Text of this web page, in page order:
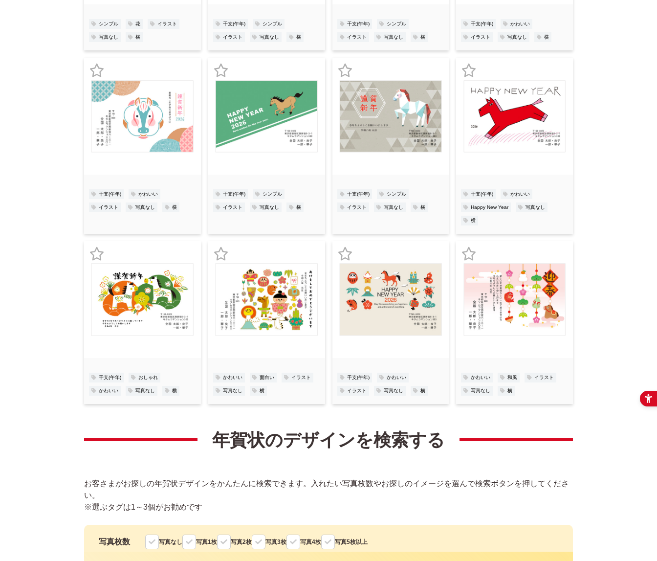
シンプル 花 イラスト
写真なし 横
干支(午年) シンプル
イラスト 写真なし 横
干支(午年) シンプル
イラスト 写真なし 横
干支(午年) かわいい
イラスト 写真なし 横
お
気
に
入
り
干支(午年) かわいい
イラスト 写真なし 横
に
入
り
干支(午年) シンプル
イラスト 写真なし 横
お
気
に
入
り
干支(午年) シンプル
イラスト 写真なし 横
お
気
に
入
り
干支(午年) かわいい
Happy New Year 写真なし
横
気
に
入
干支(午年) おしゃれ
かわいい 写真なし 横
に
入
り
かわいい 面白い イラスト
写真なし 横
お
気
に
入
り
干支(午年) かわいい
イラスト 写真なし 横
お
気
に
入
り
かわいい 和風 イラスト
写真なし 横
年賀状のデザインを検索する
お客さまがお探しの年賀状デザインをかんたんに検索できます。入れたい写真枚数やお探しのイメージを選んで検索ボタンを押してくださ
い。
※選ぶタグは1～3個がお勧めです
写真枚数 写真なし 写真1枚 写真2枚 写真3枚 写真4枚 写真5枚以上